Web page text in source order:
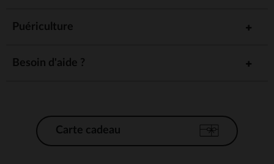
Puériculture
Besoin d'aide ?
Carte cadeau